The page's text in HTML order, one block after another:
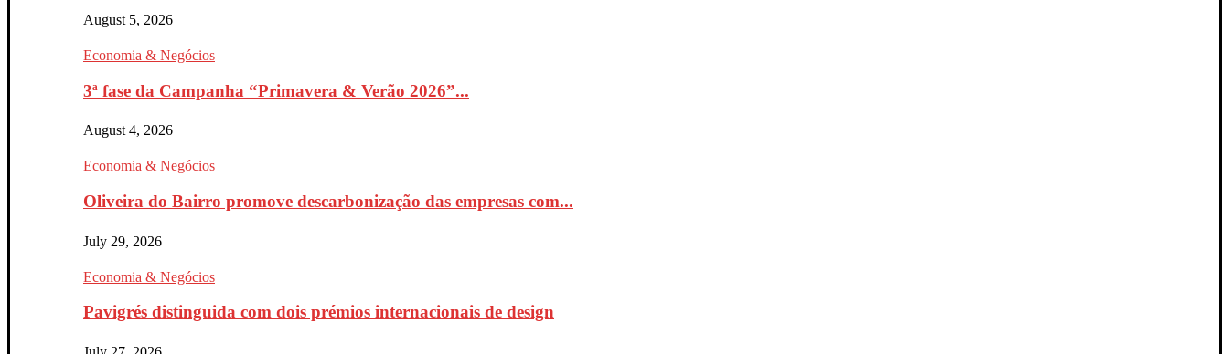
August 5, 2026
Economia & Negócios
3ª fase da Campanha “Primavera & Verão 2026”...
August 4, 2026
Economia & Negócios
Oliveira do Bairro promove descarbonização das empresas com...
July 29, 2026
Economia & Negócios
Pavigrés distinguida com dois prémios internacionais de design